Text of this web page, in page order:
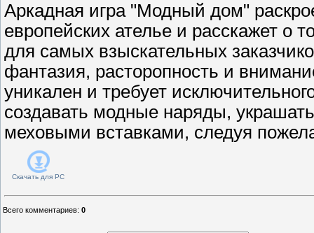
Аркадная игра "Модный дом"
европейских ателье и расскажет о
для самых взыскательных
фантазия, расторопность и
уникален и требует
создавать модные наряды,
меховыми вставками, следуя
Скачать для PC
Всего комментариев: 0